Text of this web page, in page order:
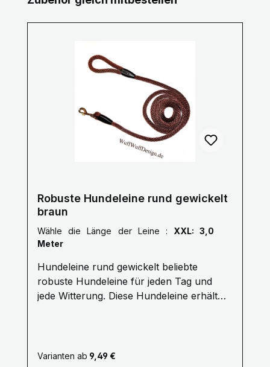
Robuste Hundeleine rund gewickelt
braun
Wähle die Länge der Leine : XXL: 3,0
Meter
Hundeleine rund gewickelt beliebte
robuste Hundeleine für jeden Tag und
jede Witterung. Diese Hundeleine erhält
dehnungsarm und witterungsbeständig.
Varianten ab 9,49 €